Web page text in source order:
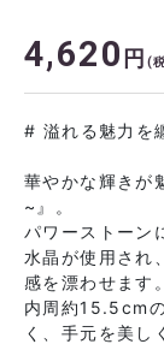
4,620 円 (
# 溢れる魅力を
華やかな輝きが
~』。
パワーストーン
水晶が使用され
感を漂わせます。
内周約15.5cm
く、手元を美し